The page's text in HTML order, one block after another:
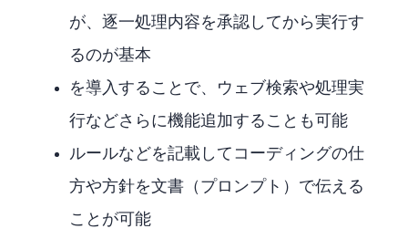
が、逐一処理内容を承認してから実行す
るのが基本
MCPを導入することで、ウェブ検索や処理実
行などさらに機能追加することも可能
ルールなどを記載してコーディングの仕
方や方針を文書（プロンプト）で伝える
ことが可能